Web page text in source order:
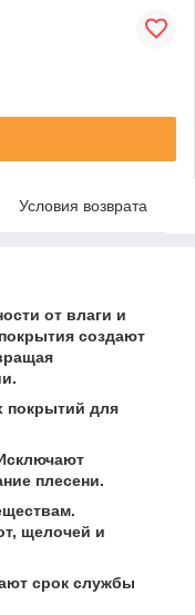
Условия возврата
от влаги и
создают
покрытий для
плесени.
щелочей и
срок службы